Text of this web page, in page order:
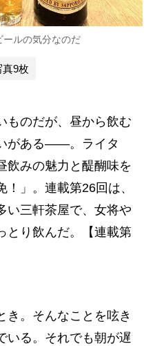
ールの気分なのだ
真9枚
のだが、昼から飲む
がある――。ライタ
飲みの魅力と醍醐味を
」。連載第26回は、
い三軒茶屋で、女将や
とり飲んだ。【連載第
。そんなことを呟き
いる。それでも朝が遅